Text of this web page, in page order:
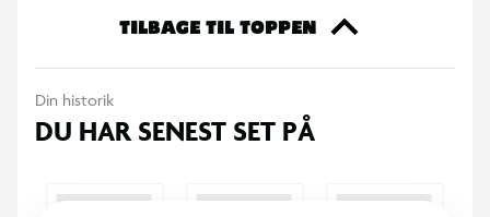
TILBAGE TIL TOPPEN
Din historik
DU HAR SENEST SET PÅ